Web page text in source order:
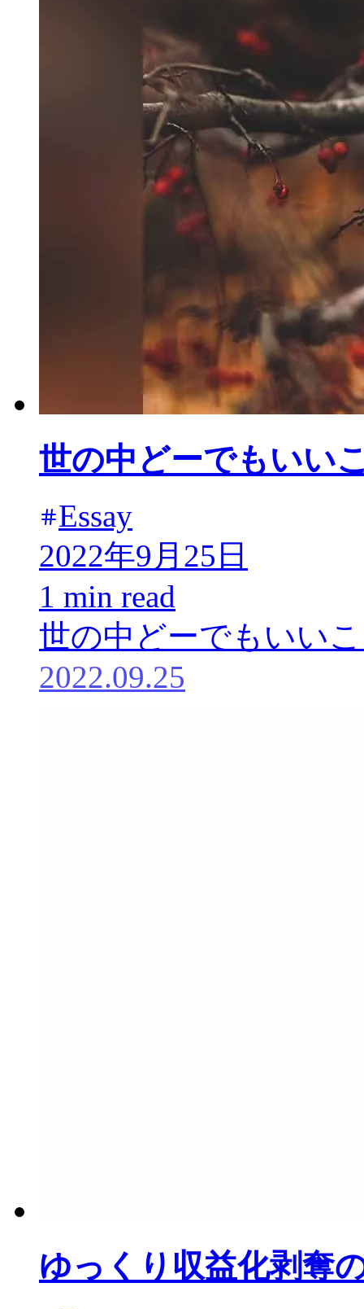
世の中どーでもいい
Essay
2022年9月25日
1 min read
世の中どーでもいい
2022.09.25
ゆっくり収益化剥奪